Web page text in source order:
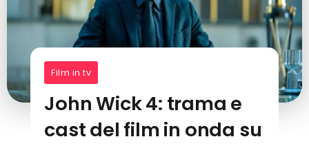
Film in tv
John Wick 4: trama e
cast del film in onda su